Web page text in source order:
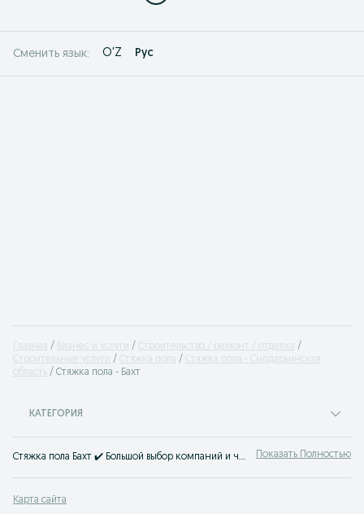
Сменить язык: O'Z Рус
Главная Бизнес и услуги
Строительство / ремонт / отделка
Cтроительные услуги
Стяжка пола
Стяжка пола - Сырдарьинская
область
Стяжка пола - Бахт
КАТЕГОРИЯ
Стяжка пола Бахт ✔️ Большой выбор компаний и частных мастеров по стяжке полов ✔️ Доступные цены ☝ Заказать услуги сварщика можно на OLX.uz! Показать Полностью
Карта сайта